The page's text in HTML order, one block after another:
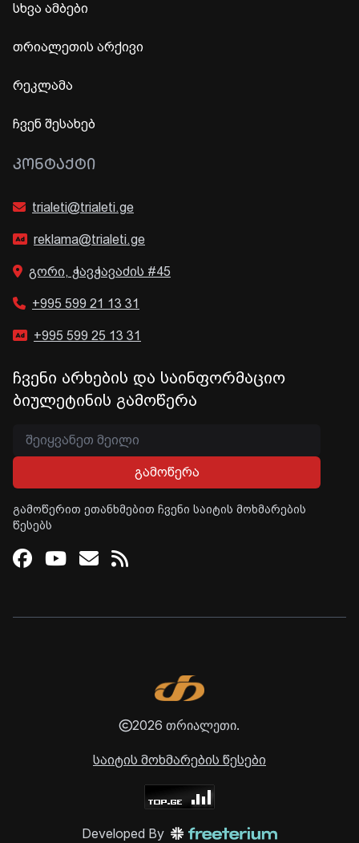
სხვა ამბები
თრიალეთის არქივი
რეკლამა
ჩვენ შესახებ
ᲙᲝᲜᲢᲐᲥᲢᲘ
trialeti@trialeti.ge
reklama@trialeti.ge
გორი, ჭავჭავაძის #45
+995 599 21 13 31
+995 599 25 13 31
ჩვენი არხების და საინფორმაციო
ბიულეტინის გამოწერა
გამოწერა
გამოწერით ეთანხმებით ჩვენი საიტის მოხმარების
წესებს
Facebook
Youtube
Email
RSS
2026 თრიალეთი.
საიტის მოხმარების წესები
Developed By